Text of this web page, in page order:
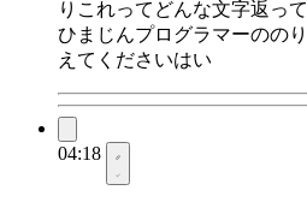
りこれってどんな文字返っ
ひまじんプログラマーのの
えてくださいはい
04:18